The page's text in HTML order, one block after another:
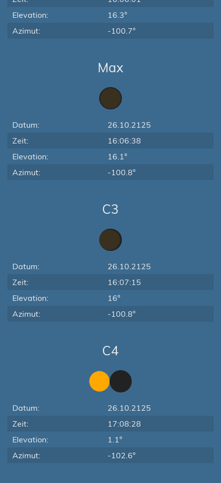
Elevation:
16.3°
Azimut:
-100.7°
Max
Datum:
26.10.2125
Zeit:
16:06:38
Elevation:
16.1°
Azimut:
-100.8°
C3
Datum:
26.10.2125
Zeit:
16:07:15
Elevation:
16°
Azimut:
-100.8°
C4
Datum:
26.10.2125
Zeit:
17:08:28
Elevation:
1.1°
Azimut:
-102.6°